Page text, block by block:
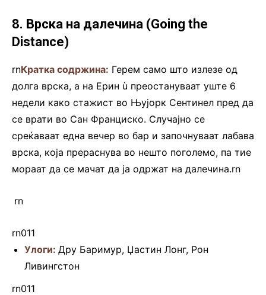
8. Врска на далечина (Going the
Distance)
rnКратка содржина: Герем само што излезе од
долга врска, а на Ерин ù преостануваат уште 6
недели како стажист во Њујорк Сентинел пред да
се врати во Сан Франциско. Случајно се
среќаваат една вечер во бар и започнуваат лабава
врска, која прераснува во нешто поголемо, па тие
мораат да се мачат да ја одржат на далечина.rn
rn
rn011
Улоги: Дру Баримур, Џастин Лонг, Рон
Ливингстон
rn011